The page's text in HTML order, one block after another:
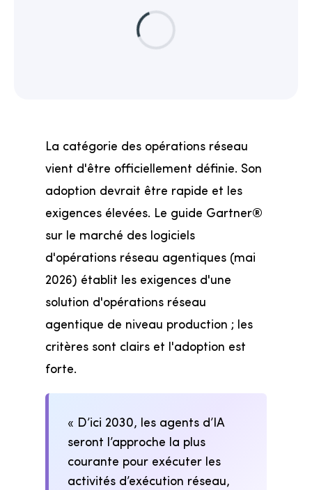
La catégorie des opérations réseau
vient d'être officiellement définie. Son
adoption devrait être rapide et les
exigences élevées. Le guide Gartner®
sur le marché des logiciels
d'opérations réseau agentiques (mai
2026) établit les exigences d'une
solution d'opérations réseau
agentique de niveau production ; les
critères sont clairs et l'adoption est
forte.
« D’ici 2030, les agents d’IA
seront l’approche la plus
courante pour exécuter les
activités d’exécution réseau,